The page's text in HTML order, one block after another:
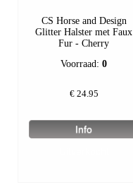
CS Horse and Design
Glitter Halster met Faux
Fur - Cherry
Voorraad:0
€ 24.95